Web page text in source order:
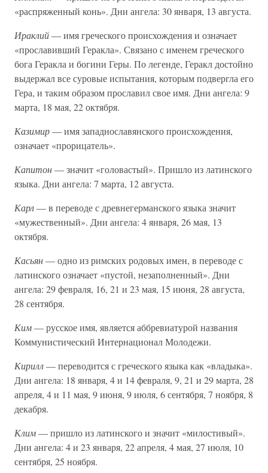
«распряженный конь». Дни ангела: 30 января, 13 августа.
Ираклий— имя греческого происхождения и означает
«прославивший Геракла». Связано с именем греческого
бога Геракла и богини Геры. По легенде, Геракл достойно
выдержал все суровые испытания, которым подвергла его
Гера, и таким образом прославил свое имя. Дни ангела: 9
марта, 18 мая, 22 октября.
Казимир— имя западнославянского происхождения,
означает «прорицатель».
Капитон— значит «головастый». Пришло из латинского
языка. Дни ангела: 7 марта, 12 августа.
Карл— в переводе с древнегерманского языка значит
«мужественный». Дни ангела: 4 января, 26 мая, 13
октября.
Касьян— одно из римских родовых имен, в переводе с
латинского означает «пустой, незаполненный». Дни
ангела: 29 февраля, 16, 21 и 23 мая, 15 июня, 28 августа,
28 сентября.
Ким— русское имя, является аббревиатурой названия
Коммунистический Интернационал Молодежи.
Кирилл— переводится с греческого языка как «владыка».
Дни ангела: 18 января, 4 и 14 февраля, 9, 21 и 29 марта, 28
апреля, 4 и 11 мая, 9 июня, 9 июля, 6 сентября, 7 ноября, 8
декабря.
Клим— пришло из латинского и значит «милостивый».
Дни ангела: 4 и 23 января, 22 апреля, 4 мая, 27 июля, 10
сентября, 25 ноября.